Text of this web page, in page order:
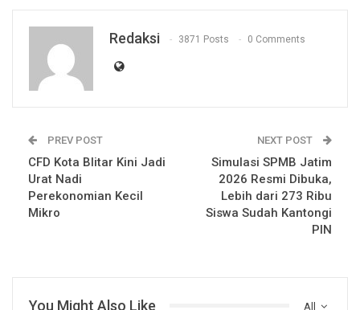
Redaksi 3871 Posts 0 Comments
PREV POST
CFD Kota Blitar Kini Jadi
Urat Nadi
Perekonomian Kecil
Mikro
NEXT POST
Simulasi SPMB Jatim
2026 Resmi Dibuka,
Lebih dari 273 Ribu
Siswa Sudah Kantongi
PIN
All
You Might Also Like